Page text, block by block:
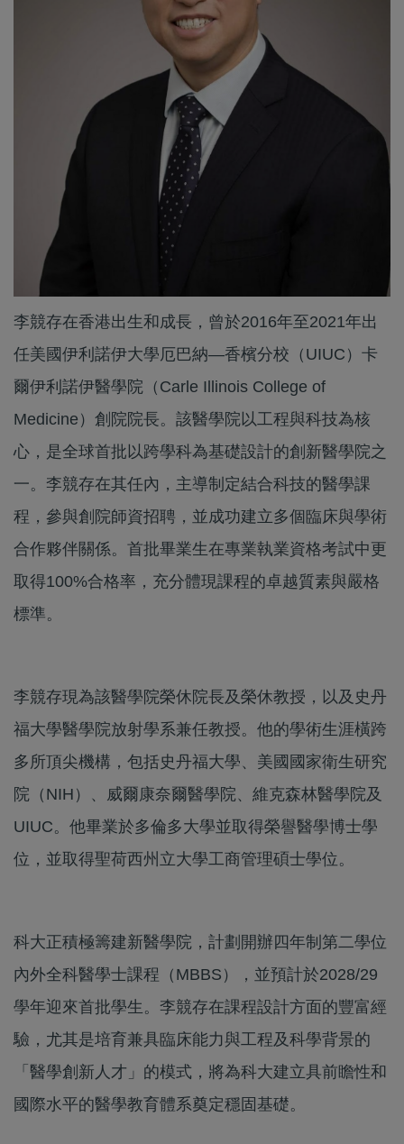
李競存在香港出生和成長，曾於2016年至2021年出
任美國伊利諾伊大學厄巴納—香檳分校（UIUC）卡
爾伊利諾伊醫學院（Carle Illinois College of
Medicine）創院院長。該醫學院以工程與科技為核
心，是全球首批以跨學科為基礎設計的創新醫學院之
一。李競存在其任內，主導制定結合科技的醫學課
程，參與創院師資招聘，並成功建立多個臨床與學術
合作夥伴關係。首批畢業生在專業執業資格考試中更
取得100%合格率，充分體現課程的卓越質素與嚴格
標準。
李競存現為該醫學院榮休院長及榮休教授，以及史丹
福大學醫學院放射學系兼任教授。他的學術生涯橫跨
多所頂尖機構，包括史丹福大學、美國國家衛生研究
院（NIH）、威爾康奈爾醫學院、維克森林醫學院及
UIUC。他畢業於多倫多大學並取得榮譽醫學博士學
位，並取得聖荷西州立大學工商管理碩士學位。
科大正積極籌建新醫學院，計劃開辦四年制第二學位
內外全科醫學士課程（MBBS），並預計於2028/29
學年迎來首批學生。李競存在課程設計方面的豐富經
驗，尤其是培育兼具臨床能力與工程及科學背景的
「醫學創新人才」的模式，將為科大建立具前瞻性和
國際水平的醫學教育體系奠定穩固基礎。